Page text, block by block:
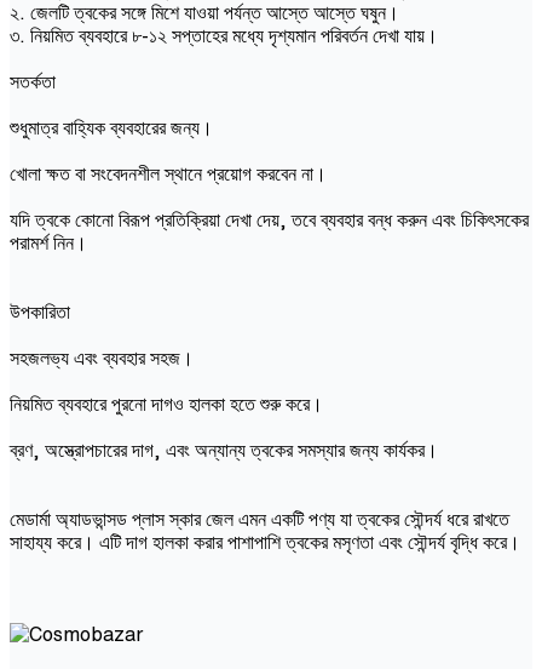
২. জেলটি ত্বকের সঙ্গে মিশে যাওয়া পর্যন্ত আস্তে আস্তে ঘষুন।
৩. নিয়মিত ব্যবহারে ৮-১২ সপ্তাহের মধ্যে দৃশ্যমান পরিবর্তন দেখা যায়।
সতর্কতা
শুধুমাত্র বাহ্যিক ব্যবহারের জন্য।
খোলা ক্ষত বা সংবেদনশীল স্থানে প্রয়োগ করবেন না।
যদি ত্বকে কোনো বিরূপ প্রতিক্রিয়া দেখা দেয়, তবে ব্যবহার বন্ধ করুন এবং চিকিৎসকের
পরামর্শ নিন।
উপকারিতা
সহজলভ্য এবং ব্যবহার সহজ।
নিয়মিত ব্যবহারে পুরনো দাগও হালকা হতে শুরু করে।
ব্রণ, অস্ত্রোপচারের দাগ, এবং অন্যান্য ত্বকের সমস্যার জন্য কার্যকর।
মেডার্মা অ্যাডভান্সড প্লাস স্কার জেল এমন একটি পণ্য যা ত্বকের সৌন্দর্য ধরে রাখতে
সাহায্য করে। এটি দাগ হালকা করার পাশাপাশি ত্বকের মসৃণতা এবং সৌন্দর্য বৃদ্ধি করে।